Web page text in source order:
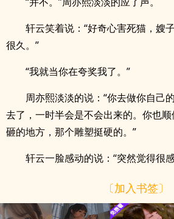
轩云笑着说：“好奇心害死猫，嫂
很久。”
“我就当你在夸奖我了。”
周亦熙淡淡的说：“你去做你自己
去了，一时半会是不会出来的。你也
砸的地方，那个雕塑挺硬的。”
轩云一脸感动的说：“突然觉得很
〔加入书签〕